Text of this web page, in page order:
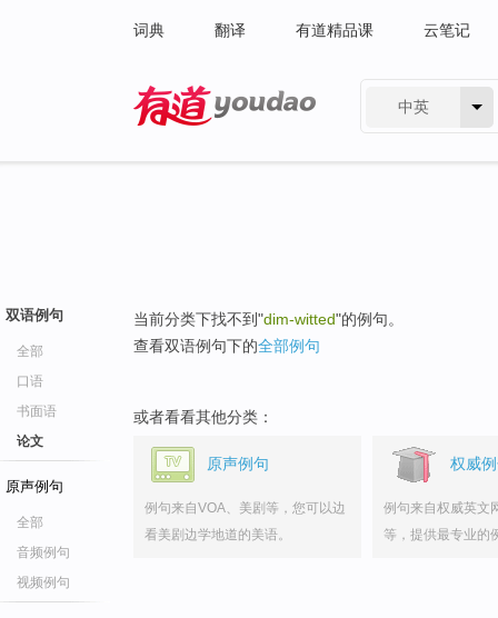
词典 翻译 有道精品课 云笔记
中英
双语例句
全部
口语
书面语
论文
原声例句
全部
音频例句
视频例句
当前分类下找不到"dim-witted"的例句。
查看双语例句下的全部例句
或者看看其他分类：
原声例句
例句来自VOA、美剧等，您可以边
看美剧边学地道的美语。
权威
例句来自权威英文
等，提供最专业的